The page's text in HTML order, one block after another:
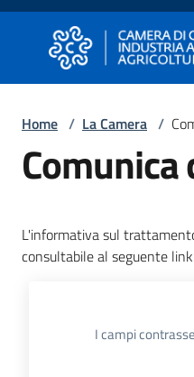
Vai al contenuto
Vai alla navigazione
Vai al footer
Camera di
Camera di
Avviare
Impresa
Gestire
Impresa
Promuovere
Home / La Camera /
Comunica
L'informativa sul
consultabile al seguente link
I campi